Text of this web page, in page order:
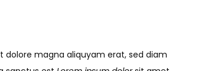
magna aliquyam erat, sed diam